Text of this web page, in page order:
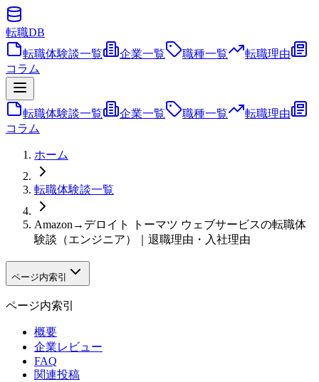
転職DB
転職体験談一覧
企業一覧 職種一覧
転職理由
コラム
転職体験談一覧 企業一覧 職種一覧
転職理由
コラム
ホーム
転職体験談一覧
Amazon→デロイト トーマツ ウェブサービスの転職体
験談（エンジニア）｜退職理由・入社理由
ページ内索引
ページ内索引
概要
企業レビュー
FAQ
関連投稿